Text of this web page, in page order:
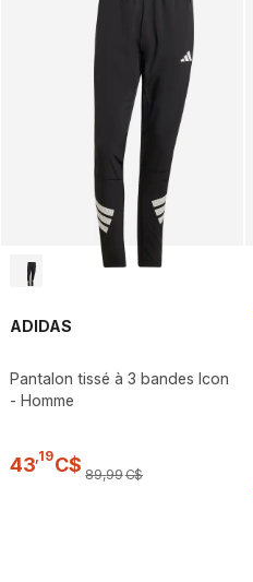
ADIDAS
Pantalon tissé à 3 bandes Icon
- Homme
43,19C$ 89,99C$